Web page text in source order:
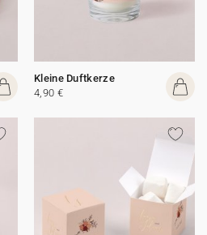
Kleine Duftkerze
4,90 €